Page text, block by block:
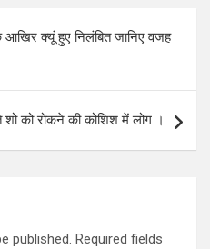
आखिर क्यूं हुए निलंबित जानिए वजह
को रोकने की कोशिश में लोग ।
published. Required fields